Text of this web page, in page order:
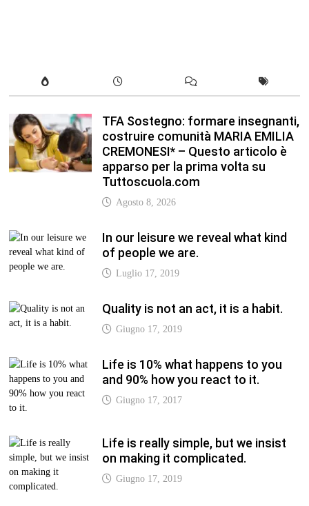
TFA Sostegno: formare insegnanti,
costruire comunità MARIA EMILIA
CREMONESI* – Questo articolo è
apparso per la prima volta su
Tuttoscuola.com
Agosto 8, 2026
In our leisure we reveal what kind
of people we are.
Luglio 17, 2019
Quality is not an act, it is a habit.
Giugno 17, 2019
Life is 10% what happens to you
and 90% how you react to it.
Giugno 17, 2017
Life is really simple, but we insist
on making it complicated.
Giugno 17, 2019